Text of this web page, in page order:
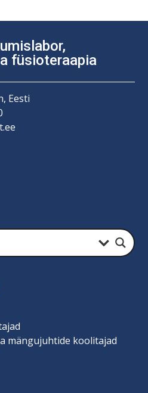
füsioteraapia
Eesti
mängujuhtide koolitajad